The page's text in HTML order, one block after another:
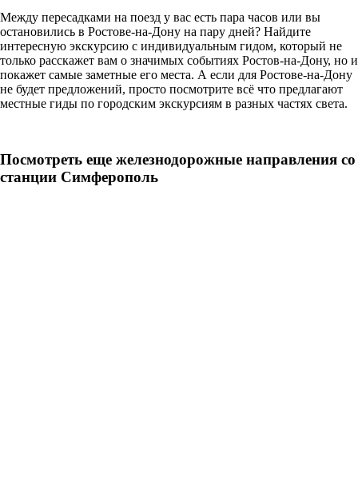
Между пересадками на поезд у вас есть пара часов или вы
остановились в Ростове-на-Дону на пару дней? Найдите
интересную экскурсию с индивидуальным гидом, который не
только расскажет вам о значимых событиях Ростов-на-Дону, но и
покажет самые заметные его места. А если для Ростове-на-Дону
не будет предложений, просто посмотрите всё что предлагают
местные гиды по городским экскурсиям в разных частях света.
Посмотреть еще железнодорожные направления со
станции Симферополь